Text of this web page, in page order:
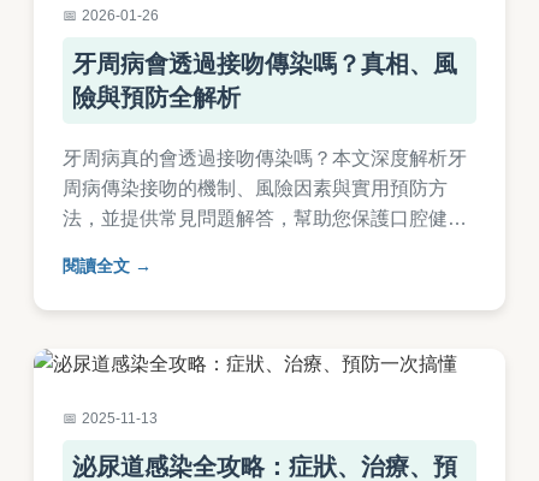
2026-01-26
牙周病會透過接吻傳染嗎？真相、風
險與預防全解析
牙周病真的會透過接吻傳染嗎？本文深度解析牙
周病傳染接吻的機制、風險因素與實用預防方
法，並提供常見問題解答，幫助您保護口腔健
安全。
閱讀全文
2025-11-13
泌尿道感染全攻略：症狀、治療、預